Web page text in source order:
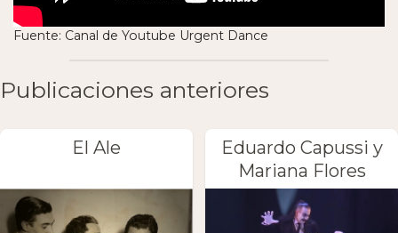
Fuente: Canal de Youtube Urgent Dance
Publicaciones anteriores
El Ale
Eduardo Capussi y
Mariana Flores